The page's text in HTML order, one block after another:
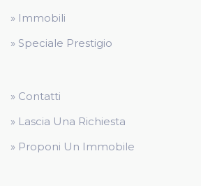
» Immobili
» Speciale Prestigio
» Contatti
» Lascia Una Richiesta
» Proponi Un Immobile